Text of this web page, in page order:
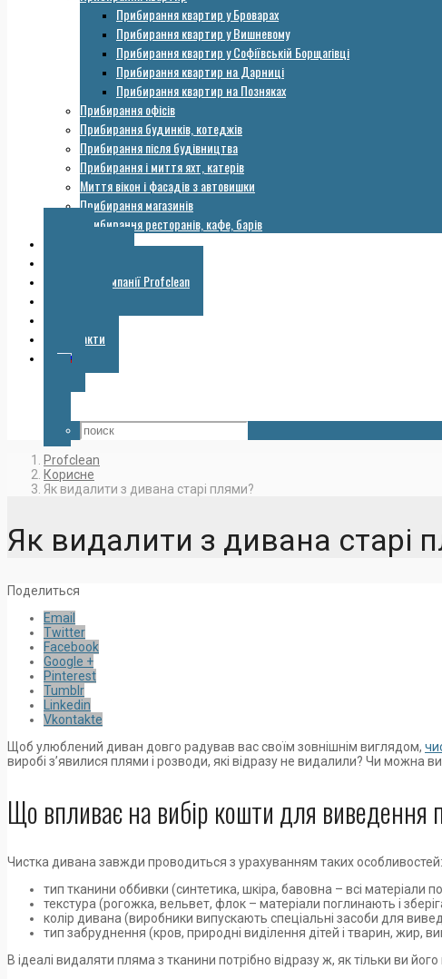
Прибирання квартир у Броварах
Прибирання квартир у Вишневому
Прибирання квартир у Софіївській Борщагівці
Прибирання квартир на Дарниці
Прибирання квартир на Позняках
Прибирання офісів
Прибирання будинків, котеджів
Прибирання після будівництва
Прибирання і миття яхт, катерів
Миття вікон і фасадів з автовишки
Прибирання магазинів
Прибирання ресторанів, кафе, барів
Галерея компанії Profclean
Контакти
Profclean
Корисне
Як видалити з дивана старі плями?
Як видалити з дивана старі
Поделиться
Email
Twitter
Facebook
Google +
Pinterest
Tumblr
Linkedin
Vkontakte
Щоб улюблений диван довго радував вас своїм зовнішнім виглядом,
виробі з’явилися плями і розводи, які відразу не видалили? Чи можна
Що впливає на вибір кошти для виведення
Чистка дивана завжди проводиться з урахуванням таких особливостей:
тип тканини оббивки (синтетика, шкіра, бавовна – всі матеріали
текстура (рогожка, вельвет, флок – матеріали поглинають і
колір дивана (виробники випускають спеціальні засоби для
тип забруднення (кров, природні виділення дітей і тварин, жир,
В ідеалі видаляти пляма з тканини потрібно відразу ж, як тільки ви